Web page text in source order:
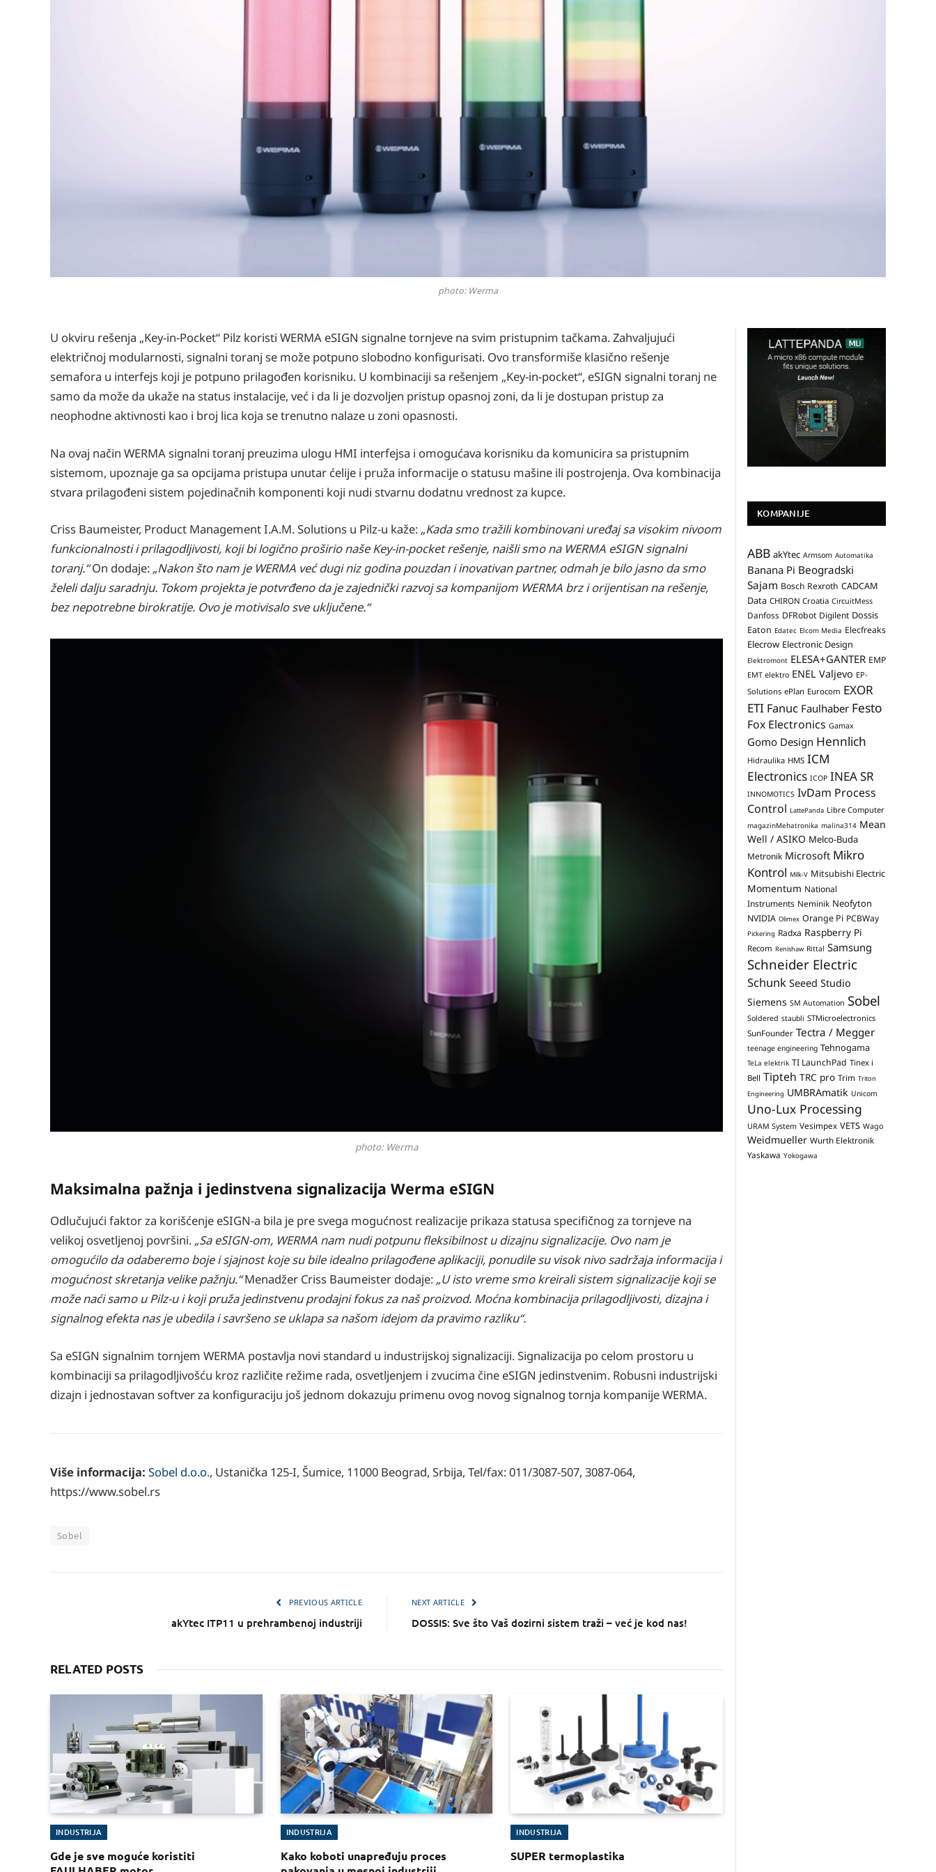
photo: Werma
U okviru rešenja „Key-in-Pocket“ Pilz koristi WERMA eSIGN signalne tornjeve na svim pristupnim tačkama. Zahvaljujući
električnoj modularnosti, signalni toranj se može potpuno slobodno konfigurisati. Ovo transformiše klasično rešenje
semafora u interfejs koji je potpuno prilagođen korisniku. U kombinaciji sa rešenjem „Key-in-pocket“, eSIGN signalni toranj ne
samo da može da ukaže na status instalacije, već i da li je dozvoljen pristup opasnoj zoni, da li je dostupan pristup za
neophodne aktivnosti kao i broj lica koja se trenutno nalaze u zoni opasnosti.
Na ovaj način WERMA signalni toranj preuzima ulogu HMI interfejsa i omogućava korisniku da komunicira sa pristupnim
sistemom, upoznaje ga sa opcijama pristupa unutar ćelije i pruža informacije o statusu mašine ili postrojenja. Ova kombinacija
stvara prilagođeni sistem pojedinačnih komponenti koji nudi stvarnu dodatnu vrednost za kupce.
Criss Baumeister, Product Management I.A.M. Solutions u Pilz-u kaže: „Kada smo tražili kombinovani uređaj sa visokim nivoom
funkcionalnosti i prilagodljivosti, koji bi logično proširio naše Key-in-pocket rešenje, naišli smo na WERMA eSIGN signalni
toranj.“On dodaje: „Nakon što nam je WERMA već dugi niz godina pouzdan i inovativan partner, odmah je bilo jasno da smo
želeli dalju saradnju. Tokom projekta je potvrđeno da je zajednički razvoj sa kompanijom WERMA brz i orijentisan na rešenje,
bez nepotrebne birokratije. Ovo je motivisalo sve uključene.“
photo: Werma
Maksimalna pažnja i jedinstvena signalizacija Werma eSIGN
Odlučujući faktor za korišćenje eSIGN-a bila je pre svega mogućnost realizacije prikaza statusa specifičnog za tornjeve na
velikoj osvetljenoj površini. „Sa eSIGN-om, WERMA nam nudi potpunu fleksibilnost u dizajnu signalizacije. Ovo nam je
omogućilo da odaberemo boje i sjajnost koje su bile idealno prilagođene aplikaciji, ponudile su visok nivo sadržaja informacija i
mogućnost skretanja velike pažnju.“Menadžer Criss Baumeister dodaje: „U isto vreme smo kreirali sistem signalizacije koji se
može naći samo u Pilz-u i koji pruža jedinstvenu prodajni fokus za naš proizvod. Moćna kombinacija prilagodljivosti, dizajna i
signalnog efekta nas je ubedila i savršeno se uklapa sa našom idejom da pravimo razliku“.
Sa eSIGN signalnim tornjem WERMA postavlja novi standard u industrijskoj signalizaciji. Signalizacija po celom prostoru u
kombinaciji sa prilagodljivošću kroz različite režime rada, osvetljenjem i zvucima čine eSIGN jedinstvenim. Robusni industrijski
dizajn i jednostavan softver za konfiguraciju još jednom dokazuju primenu ovog novog signalnog tornja kompanije WERMA.
Više informacija: Sobel d.o.o., Ustanička 125-I, Šumice, 11000 Beograd, Srbija, Tel/fax: 011/3087-507, 3087-064,
https://www.sobel.rs
Sobel
PREVIOUS ARTICLE
akYtec ITP11 u prehrambenoj industriji
NEXT ARTICLE
DOSSIS: Sve što Vaš dozirni sistem traži – već je kod nas!
RELATED POSTS
INDUSTRIJA
Gde je sve moguće koristiti
INDUSTRIJA
Kako koboti unapređuju proces
INDUSTRIJA
SUPER termoplastika
KOMPANIJE
ABB akYtec Armsom Automatika
Banana Pi Beogradski
Sajam Bosch Rexroth CADCAM
Data CHIRON Croatia CircuitMess
Danfoss DFRobot Digilent Dossis
Eaton Edatec Elcom Media Elecfreaks
Elecrow Electronic Design
Elektromont ELESA+GANTER EMP
EMT elektro ENEL Valjevo EP-
Solutions ePlan Eurocom EXOR
ETI Fanuc Faulhaber Festo
Fox Electronics Gamax
Gomo Design Hennlich
Hidraulika HMS ICM
Electronics ICOP INEA SR
INNOMOTICS IvDam Process
Control LattePanda Libre Computer
magazinMehatronika malina314 Mean
Well / ASIKO Melco-Buda
Metronik Microsoft Mikro
Kontrol Milk-V Mitsubishi Electric
Momentum National
Instruments Neminik Neofyton
NVIDIA Olimex Orange Pi PCBWay
Pickering Radxa Raspberry Pi
Recom Renishaw Rittal Samsung
Schneider Electric
Schunk Seeed Studio
Siemens SM Automation Sobel
Soldered staubli STMicroelectronics
SunFounder Tectra / Megger
teenage engineering Tehnogama
TeLa elektrik TI LaunchPad Tinex i
Bell Tipteh TRC pro Trim Triton
Engineering UMBRAmatik Unicom
Uno-Lux Processing
URAM System Vesimpex VETS Wago
Weidmueller Wurth Elektronik
Yaskawa Yokogawa